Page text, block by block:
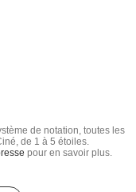
de notation, toutes les
de 1 à 5 étoiles.
pour en savoir plus.